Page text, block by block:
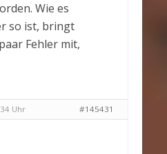
Wie es
so ist, bringt
Fehler mit,
Uhr #145431